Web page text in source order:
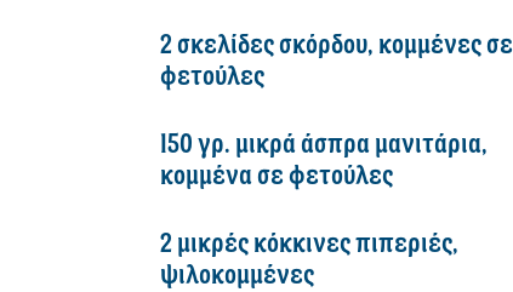
2 σκελίδες σκόρδου, κομμένες σε
φετούλες
150 γρ. μικρά άσπρα μανιτάρια,
κομμένα σε φετούλες
2 μικρές κόκκινες πιπεριές,
ψιλοκομμένες